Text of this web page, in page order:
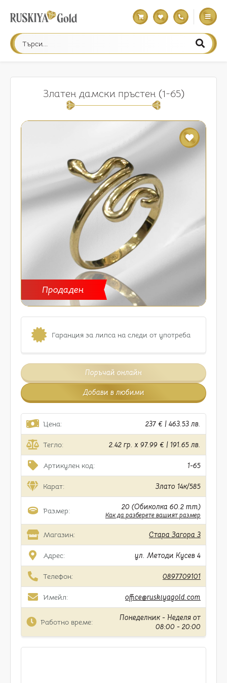
Златен дамски пръстен (1-65)
Продаден
Гаранция за липса на следи от употреба
Поръчай онлайн
Добави в любими
Цена: 237 € | 463.53 лв.
Тегло: 2.42 гр. x 97.99 € | 191.65 лв.
Артикулен код: 1-65
Карат: Злато 14к/585
Размер: 20 (Обиколка 60.2 mm)
Как да разберете вашият размер
Магазин: Стара Загора 3
Адрес: ул. Методи Кусев 4
Телефон: 0897709101
Имейл: office@ruskiyagold.com
Работно време:
Понеделник - Неделя от
08:00 - 20:00